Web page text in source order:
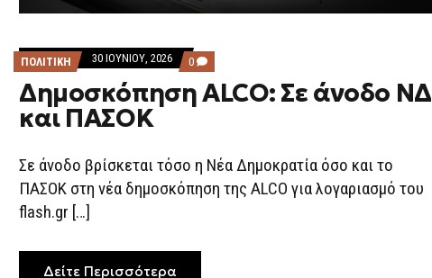
ΠΟΛΙΤΙΚΗ 30 ΙΟΥΝΊΟΥ, 2026 0 COMMENTS
ON
ΔΗΜΟΣΚΌΠΗΣΗ
ALCO:
ΠΑΣΟΚ
Δημοσκόπηση ALCO: Σε άνοδο ΝΔ
και ΠΑΣΟΚ
Σε άνοδο βρίσκεται τόσο η Νέα Δημοκρατία όσο και το
ΠΑΣΟΚ στη νέα δημοσκόπηση της ALCO για λογαριασμό του
flash.gr […]
Δείτε Περισσότερα